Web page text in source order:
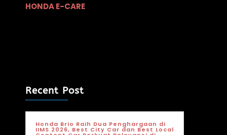
HONDA E-CARE
Recent Post
Honda Brio Raih Dua Penghargaan di
IIMS 2026, Best City Car dan Best Local